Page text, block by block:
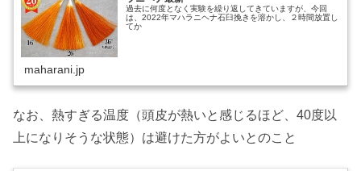
過去に何度となく実験を繰り返してきていますが、今回
は、2022年マハラニヘナ石臼挽きを溶かし、２時間放置し
てか
maharani.jp
なお、熱すぎる温度（頭皮が熱いと感じるほど、40度以
上になりそうな状態）は避けた方がよいとのこと